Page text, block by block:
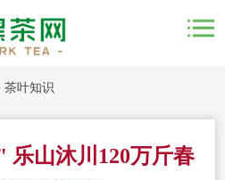
茶叶知识
山沐川120万斤春